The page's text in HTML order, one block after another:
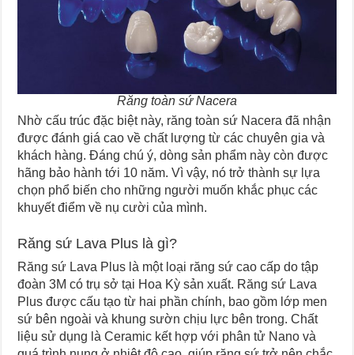
Răng toàn sứ Nacera
Nhờ cấu trúc đặc biệt này, răng toàn sứ Nacera đã nhận
được đánh giá cao về chất lượng từ các chuyên gia và
khách hàng. Đáng chú ý, dòng sản phẩm này còn được
hãng bảo hành tới 10 năm. Vì vậy, nó trở thành sự lựa
chọn phổ biến cho những người muốn khắc phục các
khuyết điểm về nụ cười của mình.
Răng sứ Lava Plus là gì?
Răng sứ Lava Plus là một loại răng sứ cao cấp do tập
đoàn 3M có trụ sở tại Hoa Kỳ sản xuất. Răng sứ Lava
Plus được cấu tạo từ hai phần chính, bao gồm lớp men
sứ bên ngoài và khung sườn chịu lực bên trong. Chất
liệu sử dụng là Ceramic kết hợp với phân tử Nano và